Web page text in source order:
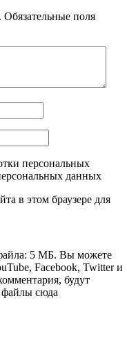
Обязательные поля
персональных
данных
в этом браузере для
5 МБ. Вы можете
Facebook, Twitter и
будут
сюда